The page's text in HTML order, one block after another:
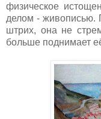
физическое
делом - живописью.
штрих, она не
больше поднимает